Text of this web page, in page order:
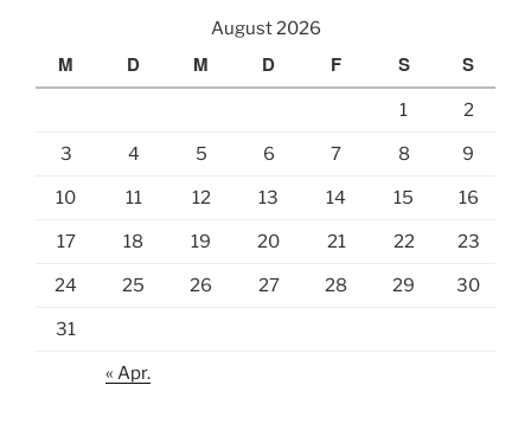
August 2026
M D M D F S S
1 2
3 4 5 6 7 8 9
10 11 12 13 14 15 16
17 18 19 20 21 22 23
24 25 26 27 28 29 30
31
« Apr.